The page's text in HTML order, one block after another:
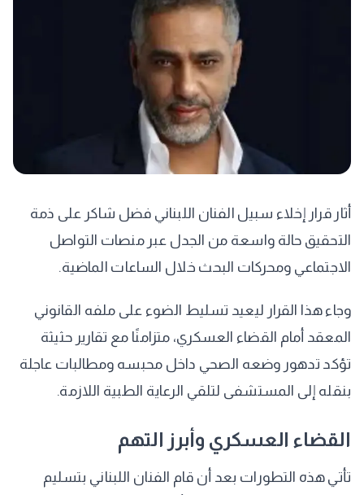
أثار قرار إخلاء سبيل الفنان اللبناني فضل شاكر على ذمة
التحقيق حالة واسعة من الجدل عبر منصات التواصل
الاجتماعي ومحركات البحث خلال الساعات الماضية.
وجاء هذا القرار ليعيد تسليط الضوء على ملفه القانوني
المعقد أمام القضاء العسكري، متزامنًا مع تقارير حثيثة
تؤكد تدهور وضعه الصحي داخل محبسه ومطالبات عاجلة
بنقله إلى المستشفى لتلقي الرعاية الطبية اللازمة.
​القضاء العسكري وأبرز التهم
​تأتي هذه التطورات بعد أن قام الفنان اللبناني بتسليم